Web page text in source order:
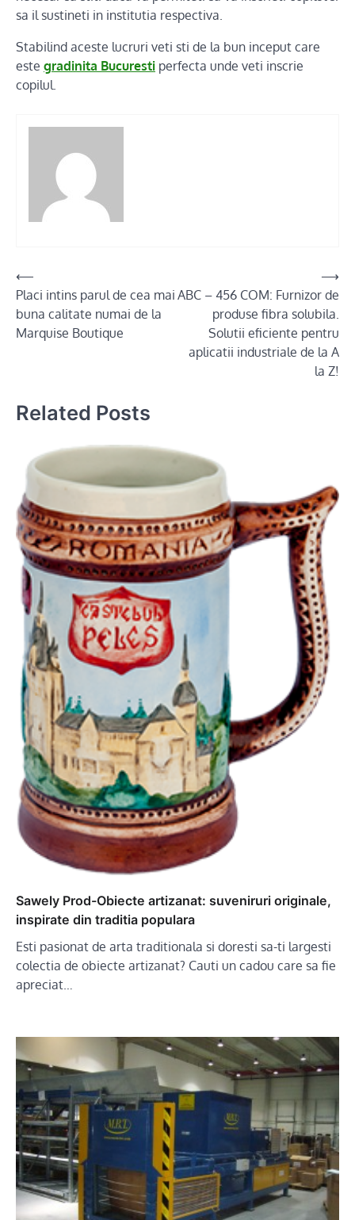
sa il sustineti in institutia respectiva.
Stabilind aceste lucruri veti sti de la bun inceput care
este gradinita Bucuresti perfecta unde veti inscrie
copilul.
Post
navigation
⟵
Placi intins parul de cea mai
buna calitate numai de la
Marquise Boutique
ABC – 456 COM: Furnizor de
produse fibra solubila.
Solutii eficiente pentru
aplicatii industriale de la A
la Z!
⟶
Related Posts
Sawely Prod-Obiecte artizanat: suveniruri originale,
inspirate din traditia populara
Esti pasionat de arta traditionala si doresti sa-ti largesti
colectia de obiecte artizanat? Cauti un cadou care sa fie
apreciat…